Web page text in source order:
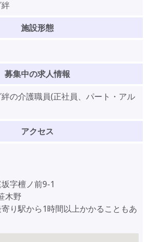
施設形態
募集中の求人情報
の介護職員(正社員、パート・アル
アクセス
字檀ノ前9-1
木野
り駅から1時間以上かかることもあ